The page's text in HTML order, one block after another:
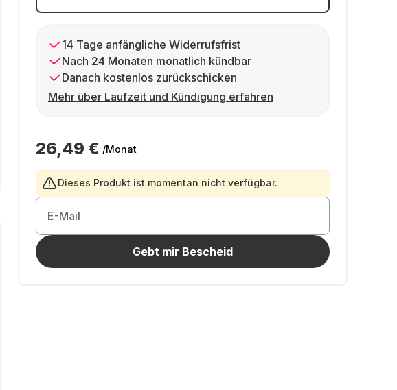
14 Tage anfängliche Widerrufsfrist
Nach 24 Monaten monatlich kündbar
Danach kostenlos zurückschicken
Mehr über Laufzeit und Kündigung erfahren
26,49 € /Monat
Dieses Produkt ist momentan nicht verfügbar.
E-Mail
Gebt mir Bescheid